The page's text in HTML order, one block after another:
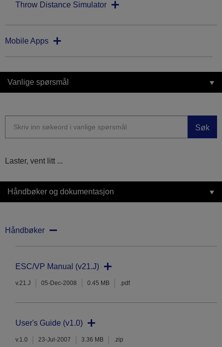
Throw Distance Simulator
Mobile Apps
Vanlige spørsmål
Søk
Laster, vent litt ...
Håndbøker og dokumentasjon
Håndbøker
ESC/VP Manual (v21.J)
v.21.J 05-Dec-2008 0.45 MB .pdf
User's Guide (v1.0)
v.1.0 23-Jul-2007 3.36 MB .zip